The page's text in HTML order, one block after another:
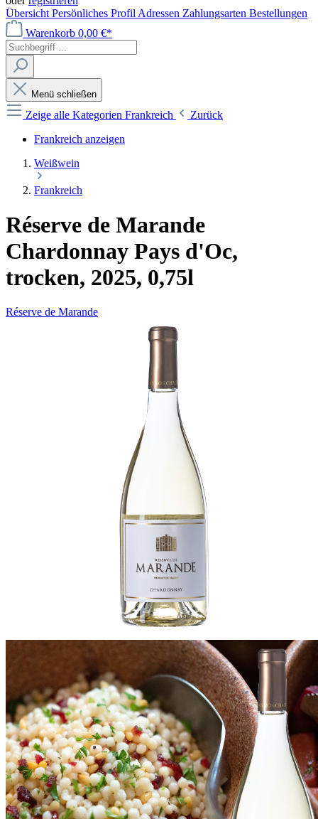
Übersicht Persönliches Profil Adressen Zahlungsarten Bestellungen
Warenkorb 0,00 €*
Menü schließen
Zeige alle Kategorien Frankreich
Zurück
Frankreich anzeigen
Weißwein
Frankreich
Réserve de Marande
Chardonnay Pays d'Oc,
trocken, 2025, 0,75l
Réserve de Marande